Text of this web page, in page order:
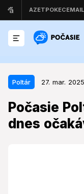
Poltár 27. mar.
Počasie
dnes
Poltár 27. mar.
Počasie
dnes